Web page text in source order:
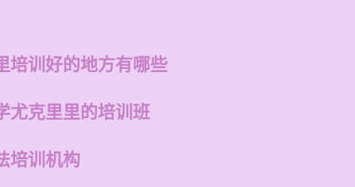
培训好的地方有哪些
尤克里里的培训班
培训机构